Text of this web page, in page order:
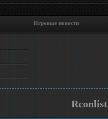
новости
Rconlist